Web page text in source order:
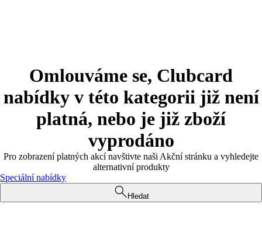
Omlouváme se, Clubcard
nabídky v této kategorii již není
platná, nebo je již zboží
vyprodáno
Pro zobrazení platných akcí navštivte naši Akční stránku a vyhledejte
alternativní produkty
Speciální nabídky
Hledat